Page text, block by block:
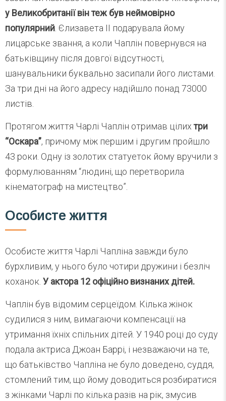
у Великобританії він теж був неймовірно
популярний. Єлизавета II подарувала йому
лицарське звання, а коли Чаплін повернувся на
батьківщину після довгої відсутності,
шанувальники буквально засипали його листами.
За три дні на його адресу надійшло понад 73000
листів.
Протягом життя Чарлі Чаплін отримав цілихтри
“Оскара”, причому між першим і другим пройшло
43 роки. Одну із золотих статуеток йому вручили з
формулюванням “людині, що перетворила
кінематограф на мистецтво”.
Особисте життя
Особисте життя Чарлі Чапліна завжди було
бурхливим, у нього було чотири дружини і безліч
коханок. У актора 12 офіційно визнаних дітей.
Чаплін був відомим серцеїдом. Кілька жінок
судилися з ним, вимагаючи компенсації на
утримання їхніх спільних дітей. У 1940 році до суду
подала актриса Джоан Баррі, і незважаючи на те,
що батьківство Чапліна не було доведено, суддя,
стомлений тим, що йому доводиться розбиратися
з жінками Чарлі по кілька разів на рік, змусив